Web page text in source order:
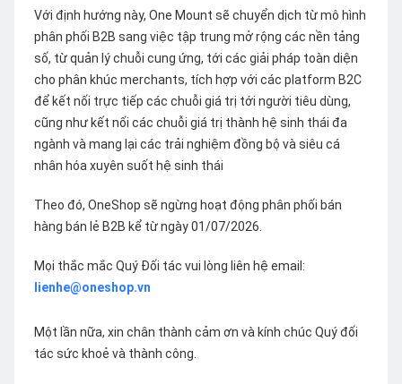
Với định hướng này, One Mount sẽ chuyển dịch từ mô hình
phân phối B2B sang việc tập trung mở rộng các nền tảng
số, từ quản lý chuỗi cung ứng, tới các giải pháp toàn diện
cho phân khúc merchants, tích hợp với các platform B2C
để kết nối trực tiếp các chuỗi giá trị tới người tiêu dùng,
cũng như kết nối các chuỗi giá trị thành hệ sinh thái đa
ngành và mang lại các trải nghiệm đồng bộ và siêu cá
nhân hóa xuyên suốt hệ sinh thái
Theo đó, OneShop sẽ ngừng hoạt động phân phối bán
hàng bán lẻ B2B kể từ ngày 01/07/2026.
Mọi thắc mắc Quý Đối tác vui lòng liên hệ email:
lienhe@oneshop.vn
Một lần nữa, xin chân thành cảm ơn và kính chúc Quý đối
tác sức khoẻ và thành công.